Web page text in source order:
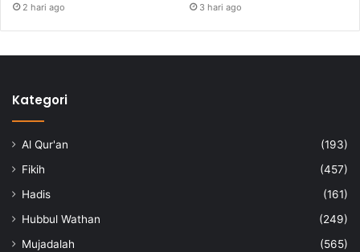
2 hari ago 3 hari ago
Kategori
Al Qur'an
(193)
Fikih
(457)
Hadis
(161)
Hubbul Wathan
(249)
Mujadalah
(565)